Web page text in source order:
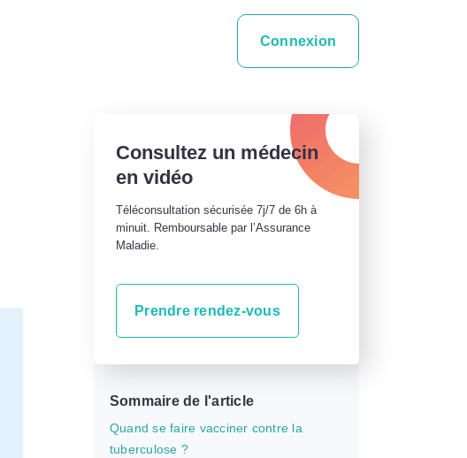
Connexion
Consultez un médecin
en vidéo
Téléconsultation sécurisée 7j/7 de 6h à
minuit. Remboursable par l’Assurance
Maladie.
Prendre rendez-vous
Sommaire de l'article
Quand se faire vacciner contre la
tuberculose ?